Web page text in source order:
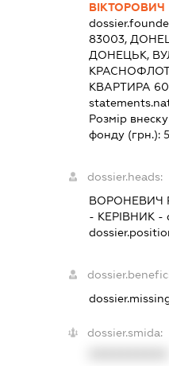
ВІКТОРОВИЧ
83003,
ДОНЕЦЬК,
КВАРТИРА 60
Розмір
фонду (грн.):
dossier.heads:
ВОРОНЕВИЧ
- КЕРІВНИК-
dossier.smida: